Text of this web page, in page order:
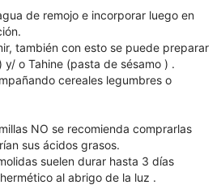
de remojo e incorporar luego en
también con esto se puede preparar
y/ o Tahine (pasta de sésamo ) .
cereales legumbres o
NO se recomienda comprarlas
sus ácidos grasos.
suelen durar hasta 3 días
al abrigo de la luz .